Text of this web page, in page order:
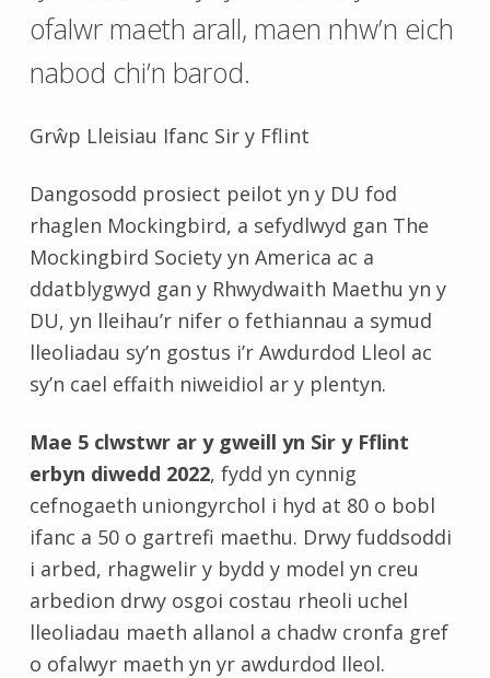
ofalwr maeth arall, maen nhw’n eich
nabod chi’n barod.
Grŵp Lleisiau Ifanc Sir y Fflint
Dangosodd prosiect peilot yn y DU fod
rhaglen Mockingbird, a sefydlwyd gan The
Mockingbird Society yn America ac a
ddatblygwyd gan y Rhwydwaith Maethu yn y
DU, yn lleihau’r nifer o fethiannau a symud
lleoliadau sy’n gostus i’r Awdurdod Lleol ac
sy’n cael effaith niweidiol ar y plentyn.
Mae 5 clwstwr ar y gweill yn Sir y Fflint
erbyn diwedd 2022, fydd yn cynnig
cefnogaeth uniongyrchol i hyd at 80 o bobl
ifanc a 50 o gartrefi maethu. Drwy fuddsoddi
i arbed, rhagwelir y bydd y model yn creu
arbedion drwy osgoi costau rheoli uchel
lleoliadau maeth allanol a chadw cronfa gref
o ofalwyr maeth yn yr awdurdod lleol.